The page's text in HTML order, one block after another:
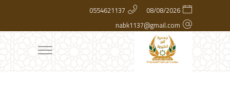
08/08/2026
0554621137
nabk1137@gmail.com